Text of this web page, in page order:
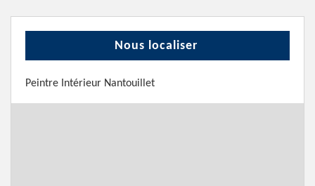
Nous localiser
Peintre Intérieur Nantouillet